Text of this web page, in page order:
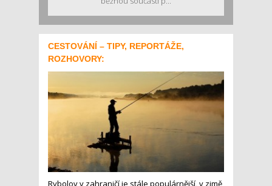
CESTOVÁNÍ – TIPY, REPORTÁŽE,
ROZHOVORY:
Rybolov v zahraničí je stále populárnější, v zimě